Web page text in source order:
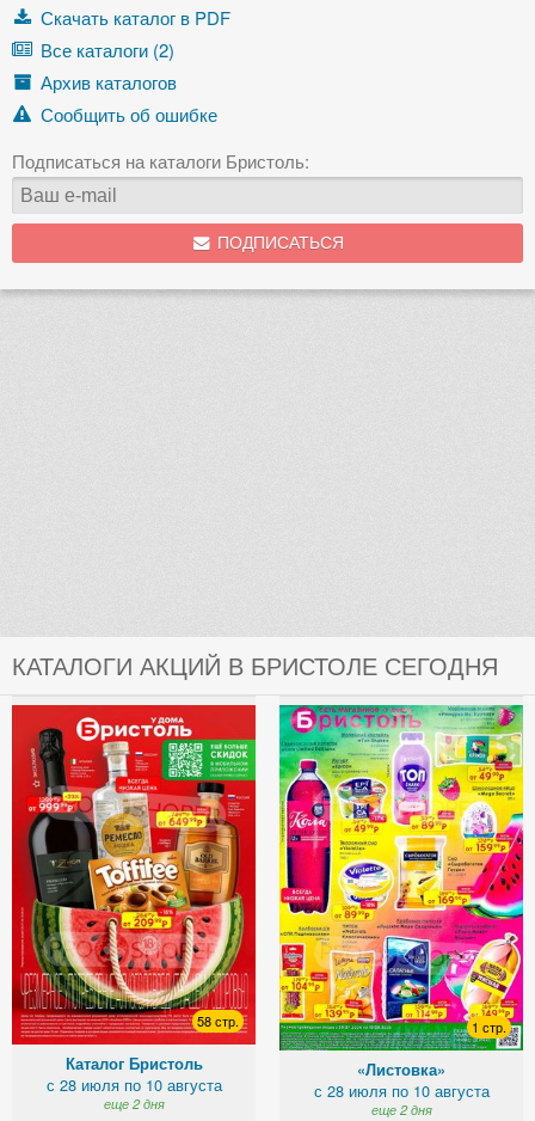
Скачать каталог в PDF
Все каталоги (2)
Архив каталогов
Сообщить об ошибке
Подписаться на каталоги Бристоль:
ПОДПИСАТЬСЯ
КАТАЛОГИ АКЦИЙ В БРИСТОЛЕ СЕГОДНЯ
58 стр.
Каталог Бристоль
с 28 июля по 10 августа
еще 2 дня
1 стр.
«Листовка»
с 28 июля по 10 августа
еще 2 дня